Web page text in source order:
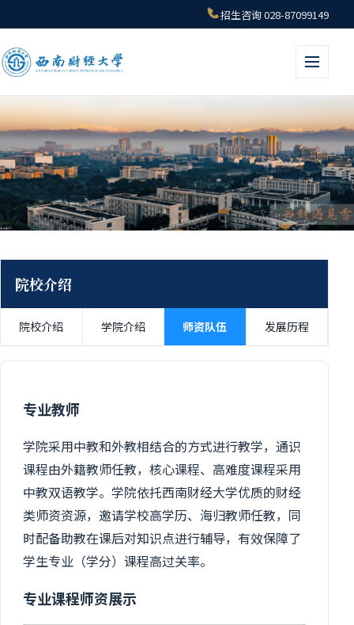
招生咨询 028-87099149
师资队伍
院校介绍
院校介绍 学院介绍 师资队伍 发展历程
专业教师
学院采用中教和外教相结合的方式进行教学，通识
课程由外籍教师任教，核心课程、高难度课程采用
中教双语教学。学院依托西南财经大学优质的财经
类师资资源，邀请学校高学历、海归教师任教，同
时配备助教在课后对知识点进行辅导，有效保障了
学生专业（学分）课程高过关率。
专业课程师资展示